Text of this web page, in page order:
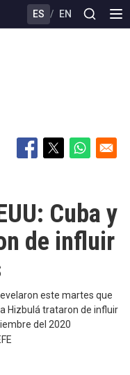
ES / EN
Cuba y
de influir
este martes que
Hizbulá trataron de influir
del 2020